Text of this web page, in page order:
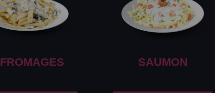
FROMAGES SAUMON